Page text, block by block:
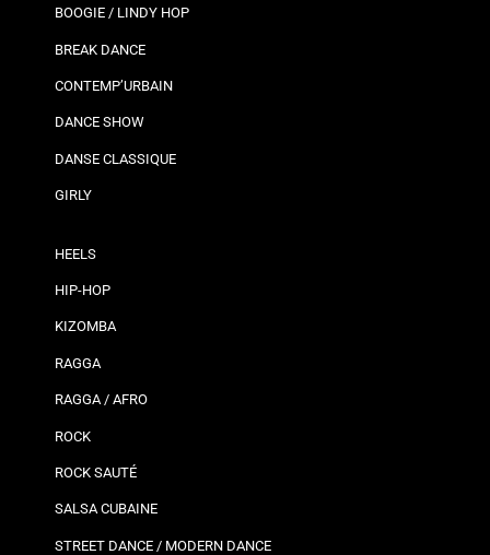
BOOGIE / LINDY HOP
BREAK DANCE
CONTEMP’URBAIN
DANCE SHOW
DANSE CLASSIQUE
GIRLY
HEELS
HIP-HOP
KIZOMBA
RAGGA
RAGGA / AFRO
ROCK
ROCK SAUTÉ
SALSA CUBAINE
STREET DANCE / MODERN DANCE